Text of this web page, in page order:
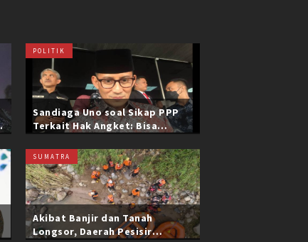
POLITIK
Sandiaga Uno soal Sikap PPP
Terkait Hak Angket: Bisa
SUMATRA
Akibat Banjir dan Tanah
Longsor, Daerah Pesisir